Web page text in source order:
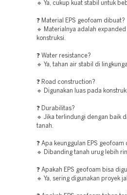
🔹 Ya, cukup kuat stabil untuk
❓ Material EPS geofoam dibuat?
🔹 Materialnya adalah
konstruksi.
❓ Water resistance?
🔹 Ya, tahan air stabil di
❓ Road construction?
🔹 Digunakan luas pada
❓ Durabilitas?
🔹 Jika terlindungi dengan baik
tanah.
❓ Apa keunggulan EPS
🔹 Dibanding tanah urug lebih
❓ Apakah EPS geofoam bisa
🔹 Ya, sering digunakan proyek